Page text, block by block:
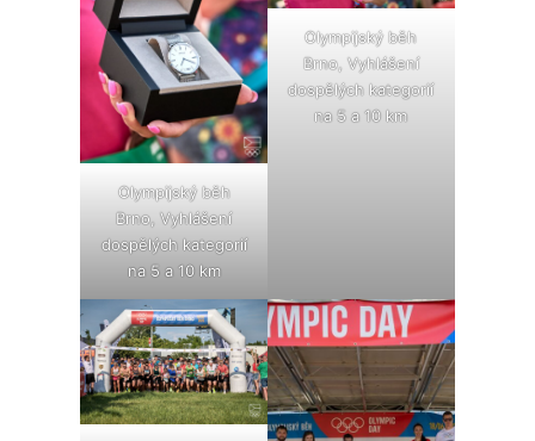
Olympijský běh
Brno, Vyhlášení
dospělých kategorií
na 5 a 10 km
Olympijský běh
Brno, Vyhlášení
dospělých kategorií
na 5 a 10 km